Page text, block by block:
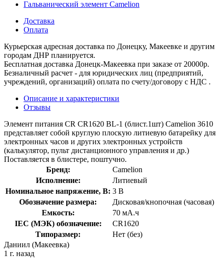
Гальванический элемент Camelion
Доставка
Оплата
Курьерская адресная доставка по Донецку, Макеевке и другим
городам ДНР планируется.
Бесплатная доставка Донецк-Макеевка при заказе от 20000р.
Безналичный расчет - для юридических лиц (предприятий,
учреждений, организаций) оплата по счету/договору с НДС .
Описание и характеристики
Отзывы
Элемент питания CR CR1620 BL-1 (блист.1шт) Camelion 3610
представляет собой круглую плоскую литиевую батарейку для
электронных часов и других электронных устройств
(калькулятор, пульт дистанционного управления и др.)
Поставляется в блистере, поштучно.
Бренд:
Camelion
Исполнение:
Литиевый
Номинальное напряжение, В: 3 В
Обозначение размера:
Дисковая/кнопочная (часовая)
Емкость:
70 мА.ч
IEC (МЭК) обозначение:
CR1620
Типоразмер:
Нет (без)
Даниил (Макеевка)
1 г. назад